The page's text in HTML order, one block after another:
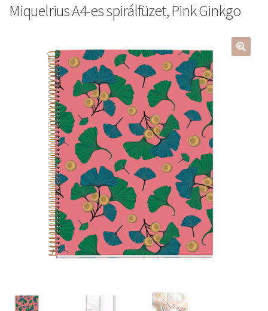
Miquelrius A4-es spirálfüzet, Pink Ginkgo